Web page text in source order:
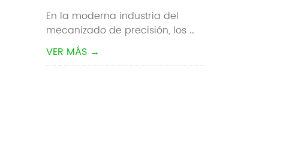
En la moderna industria del
mecanizado de precisión, los
fabricantes buscan
constantemente tiempos de
VER MÁS →